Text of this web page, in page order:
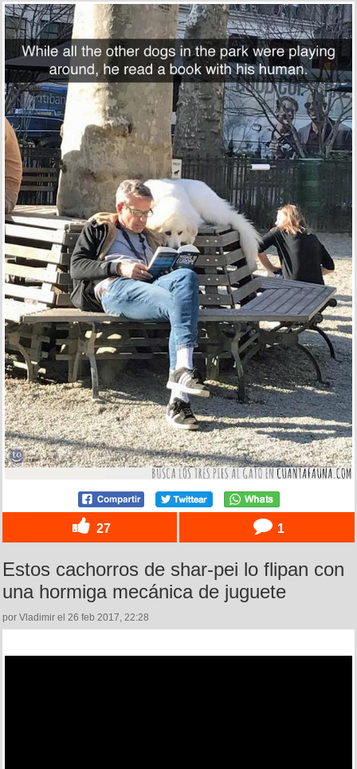
27 1
Estos cachorros de shar-pei lo flipan con
una hormiga mecánica de juguete
por Vladimir el 26 feb 2017, 22:28